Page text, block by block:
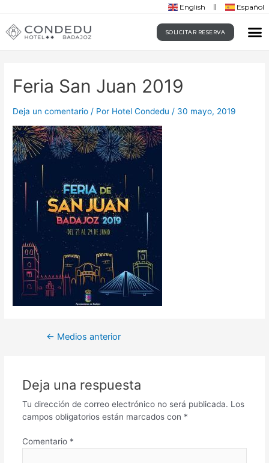
English Español
SOLICITAR RESERVA
Feria San Juan 2019
Deja un comentario / Por Hotel Condedu / 30 mayo, 2019
← Medios anterior
Deja una respuesta
Tu dirección de correo electrónico no será publicada. Los
campos obligatorios están marcados con *
Comentario *